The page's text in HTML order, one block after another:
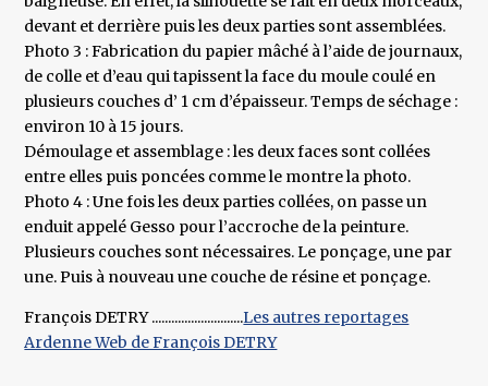
devant et derrière puis les deux parties sont assemblées.
Photo 3 : Fabrication du papier mâché à l’aide de journaux,
de colle et d’eau qui tapissent la face du moule coulé en
plusieurs couches d’ 1 cm d’épaisseur. Temps de séchage :
environ 10 à 15 jours.
Démoulage et assemblage : les deux faces sont collées
entre elles puis poncées comme le montre la photo.
Photo 4 : Une fois les deux parties collées, on passe un
enduit appelé Gesso pour l’accroche de la peinture.
Plusieurs couches sont nécessaires. Le ponçage, une par
une. Puis à nouveau une couche de résine et ponçage.
François DETRY ............................Les autres reportages
Ardenne Web de François DETRY